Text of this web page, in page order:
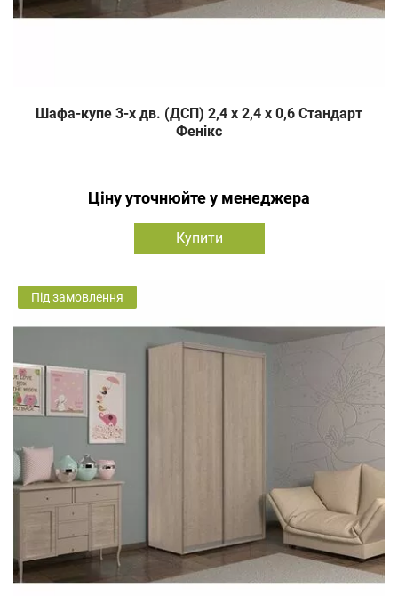
Шафа-купе 3-х дв. (ДСП) 2,4 х 2,4 х 0,6 Стандарт
Фенікс
Ціну уточнюйте у менеджера
Купити
Під замовлення